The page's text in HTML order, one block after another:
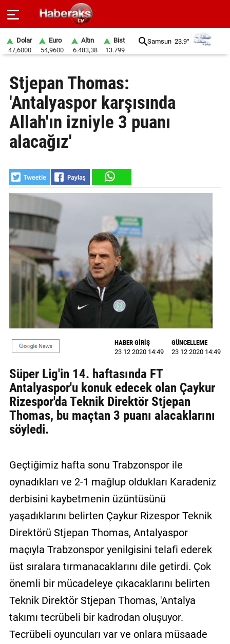
SPOR
YAŞAM
EKONOMİ
SAĞLIK
SİYASET
EĞİTİM
GALERİ
VİDEO
YAZARLAR
BİZE
ULAŞIN
Künye
Gizlilik
Sözleşmesi
Kullanıcı
Sözleşmesi
Dolar
47,6000
Euro
54,9600
Altın
6.483,38
Bist
13.799
Samsun 23.9°
Stjepan Thomas:
'Antalyaspor karşısında
Allah'ın izniyle 3 puanı
alacağız'
HABER GİRİŞ
23 12 2020 14:49
GÜNCELLEME
23 12 2020 14:49
Süper Lig'in 14. haftasında FT
Antalyaspor'u konuk edecek olan Çaykur
Rizespor'da Teknik Direktör Stjepan
Thomas, bu maçtan 3 puanı alacaklarını
söyledi.
Geçtiğimiz hafta sonu Trabzonspor ile
oynadıkları ve 2-1 mağlup oldukları Karadeniz
derbisini kaybetmenin üzüntüsünü
yaşadıklarını belirten Çaykur Rizespor Teknik
Direktörü Stjepan Thomas, Antalyaspor
maçıyla Trabzonspor yenilgisini telafi ederek
üst sıralara tırmanacaklarını dile getirdi. Çok
önemli bir mücadeleye çıkacaklarını belirten
Teknik Direktör Stjepan Thomas, 'Antalya
takımı tecrübeli bir kadrodan oluşuyor.
Tecrübeli oyuncuları var ve onlara müsaade